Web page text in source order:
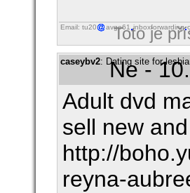
Email: tu20 avgo61 inboxforwarding
Toto je
caseybv2: Dating site for
Ne -
Adult dvd
sell new
http://
reyna-